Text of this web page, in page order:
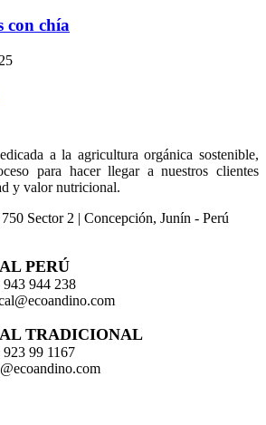
con chía
a la agricultura orgánica sostenible,
para hacer llegar a nuestros clientes
y valor nutricional.
Sector 2 | Concepción, Junín - Perú
PERÚ
944 238
TRADICIONAL
99 1167